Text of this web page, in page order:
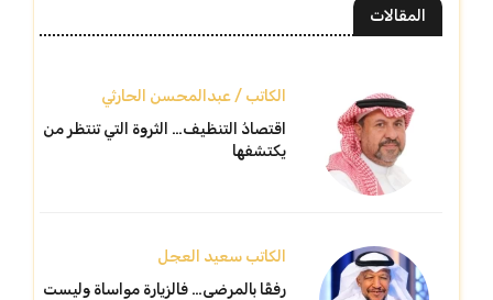
المقالات
الكاتب / عبدالمحسن الحارثي
اقتصادُ التنظيف… الثروة التي تنتظر من
يكتشفها
الكاتب سعيد العجل
رفقًا بالمرضى… فالزيارة مواساة وليست